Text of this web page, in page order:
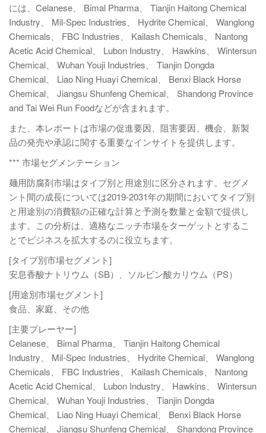
には、Celanese、 Bimal Pharma、 Tianjin Haitong Chemical
Industry、 Mil-Spec Industries、 Hydrite Chemical、 Wanglong
Chemicals、 FBC Industries、 Kailash Chemicals、 Nantong
Acetic Acid Chemical、 Lubon Industry、 Hawkins、 Wintersun
Chemical、 Wuhan Youji Industries、 Tianjin Dongda
Chemical、 Liao Ning Huayi Chemical、 Benxi Black Horse
Chemical、 Jiangsu Shunfeng Chemical、 Shandong Province
and Tai Wei Run Foodなどが含まれます。
また、本レポートは市場の促進要因、阻害要因、機会、新製
品の発売や承認に関する重要なインサイトを提供します。
*** 市場セグメンテーション
麺用防腐剤市場はタイプ別と用途別に区分されます。セグメ
ント間の成長については2019-2031年の期間においてタイプ別
と用途別の消費額の正確な計算と予測を数量と金額で提供し
ます。この分析は、適格なニッチ市場をターゲットとするこ
とでビジネスを拡大するのに役立ちます。
[タイプ別市場セグメント]
安息香酸ナトリウム（SB）、ソルビン酸カリウム（PS）
[用途別市場セグメント]
食品、家庭、その他
[主要プレーヤー]
Celanese、 Bimal Pharma、 Tianjin Haitong Chemical
Industry、 Mil-Spec Industries、 Hydrite Chemical、 Wanglong
Chemicals、 FBC Industries、 Kailash Chemicals、 Nantong
Acetic Acid Chemical、 Lubon Industry、 Hawkins、 Wintersun
Chemical、 Wuhan Youji Industries、 Tianjin Dongda
Chemical、 Liao Ning Huayi Chemical、 Benxi Black Horse
Chemical、 Jiangsu Shunfeng Chemical、 Shandong Province